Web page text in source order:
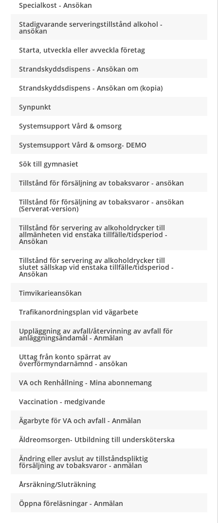
Specialkost - Ansökan
Stadigvarande serveringstillstånd alkohol -
ansökan
Starta, utveckla eller avveckla företag
Strandskyddsdispens - Ansökan om
Strandskyddsdispens - Ansökan om (kopia)
Synpunkt
Systemsupport Vård & omsorg
Systemsupport Vård & omsorg- DEMO
Sök till gymnasiet
Tillstånd för försäljning av tobaksvaror - ansökan
Tillstånd för försäljning av tobaksvaror - ansökan
(Serverat-version)
Tillstånd för servering av alkoholdrycker till
allmänheten vid enstaka tillfälle/tidsperiod -
Ansökan
Tillstånd för servering av alkoholdrycker till
slutet sällskap vid enstaka tillfälle/tidsperiod -
Ansökan
Timvikarieansökan
Trafikanordningsplan vid vägarbete
Uppläggning av avfall/återvinning av avfall för
anläggningsändamål - Anmälan
Uttag från konto spärrat av
överförmyndarnämnd - ansökan
VA och Renhållning - Mina abonnemang
Vaccination - medgivande
Ägarbyte för VA och avfall - Anmälan
Äldreomsorgen- Utbildning till undersköterska
Ändring eller avslut av tillståndspliktig
försäljning av tobaksvaror - anmälan
Årsräkning/Sluträkning
Öppna föreläsningar - Anmälan